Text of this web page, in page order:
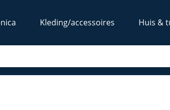
Kleding/accessoires Huis &
– Triceps touw – Biceps en onderarm